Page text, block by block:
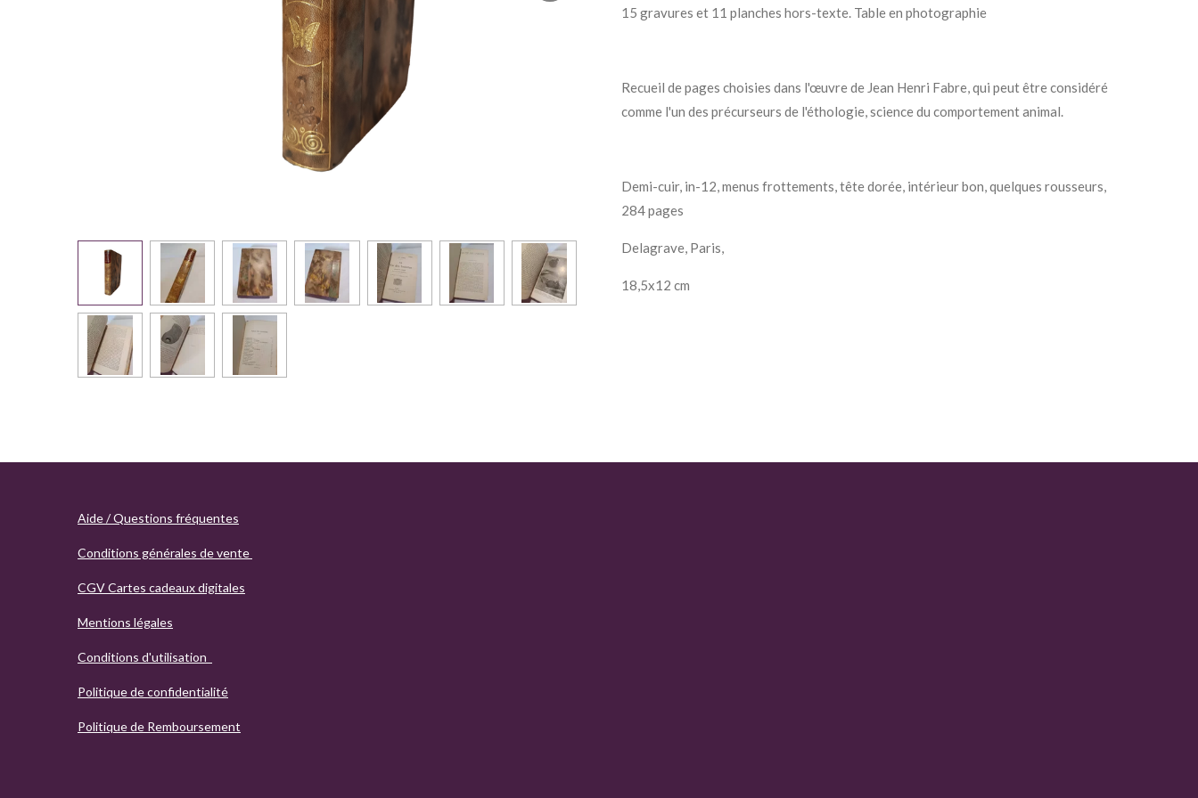
15 gravures et 11 planches hors-texte. Table en photographie
Recueil de pages choisies dans l'œuvre de Jean Henri Fabre, qui peut être considéré
comme l'un des précurseurs de l'éthologie, science du comportement animal.
Demi-cuir, in-12, menus frottements, tête dorée, intérieur bon, quelques rousseurs,
284 pages
Delagrave, Paris,
18,5x12 cm
Aide / Questions fréquentes
Conditions générales de vente
CGV Cartes cadeaux digitales
Mentions légales
Conditions d'utilisation
Politique de confidentialité
Politique de Remboursement